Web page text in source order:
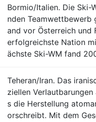
Bormio/Italien. Die Ski-
nden Teamwettbewerb
and vor Österreich und
erfolgreichste Nation
ächste Ski-WM fand
Teheran/Iran. Das
ziellen
s die Herstellung
orschreibt. Mit dem